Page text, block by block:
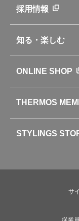
新製品一覧
カタログ
ニュース
世界のサーモス
サーモスの歴史
採用情報
知る・楽しむ
クラブサーモス
WEBマガジン
お弁当にエールを
ONLINE SHOP
THERMOS
STYLINGS
サ